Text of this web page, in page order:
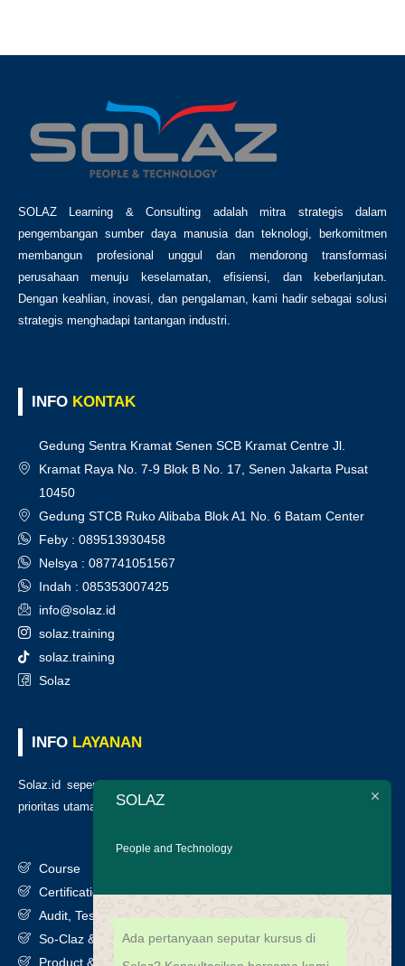
SOLAZ Learning & Consulting adalah mitra strategis dalam
pengembangan sumber daya manusia dan teknologi, berkomitmen
membangun profesional unggul dan mendorong transformasi
perusahaan menuju keselamatan, efisiensi, dan keberlanjutan.
Dengan keahlian, inovasi, dan pengalaman, kami hadir sebagai solusi
strategis menghadapi tantangan industri.
INFO KONTAK
Gedung Sentra Kramat Senen SCB Kramat Centre Jl.
Kramat Raya No. 7-9 Blok B No. 17, Senen Jakarta Pusat
10450
Gedung STCB Ruko Alibaba Blok A1 No. 6 Batam Center
Feby : 089513930458
Nelsya : 087741051567
Indah : 085353007425
info@solaz.id
solaz.training
solaz.training
Solaz
INFO LAYANAN
Solaz.id sepenuh hati melayani klien kami, kepuasan anda adalah
prioritas utama kami. Berikut daftar layanan kami
Course
Certification
Audit, Testing, Consultancy & Assessment
So-Claz & Smart Benchmark
Product & Services
SOLAZ
People and Technology
Ada pertanyaan seputar kursus di